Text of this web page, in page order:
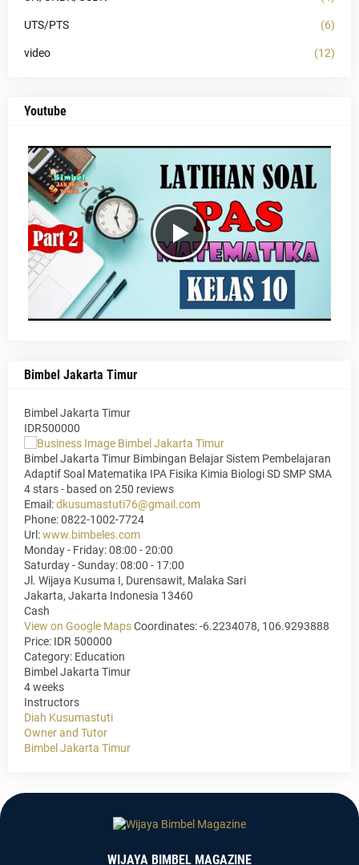
UTS/PTS (6)
video (12)
Youtube
Bimbel Jakarta Timur
Bimbel Jakarta Timur
IDR500000
Bimbel Jakarta Timur Bimbingan Belajar Sistem Pembelajaran
Adaptif Soal Matematika IPA Fisika Kimia Biologi SD SMP SMA
4 stars - based on 250 reviews
Email:dkusumastuti76@gmail.com
Phone:0822-1002-7724
Url:www.bimbeles.com
Monday - Friday: 08:00 - 20:00
Saturday - Sunday: 08:00 - 17:00
Jl. Wijaya Kusuma I, Durensawit, Malaka Sari
Jakarta, Jakarta Indonesia 13460
Cash
View on Google MapsCoordinates: -6.2234078, 106.9293888
Price: IDR 500000
Category: Education
Bimbel Jakarta Timur
4 weeks
Instructors
Diah Kusumastuti
Owner and Tutor
Bimbel Jakarta Timur
WIJAYA BIMBEL MAGAZINE